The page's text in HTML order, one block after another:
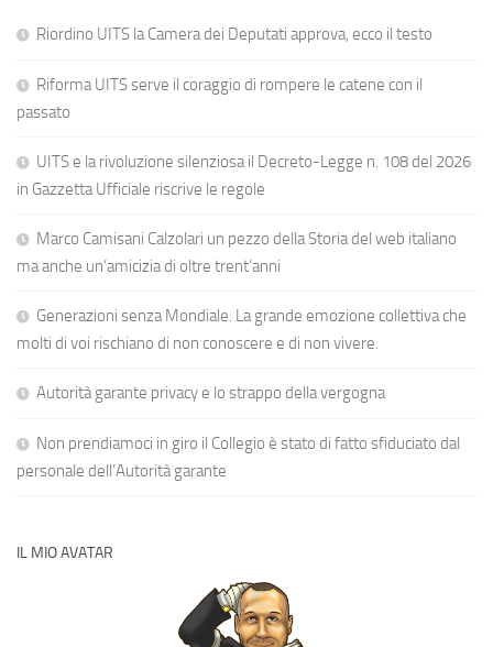
Riordino UITS la Camera dei Deputati approva, ecco il testo
Riforma UITS serve il coraggio di rompere le catene con il
passato
UITS e la rivoluzione silenziosa il Decreto-Legge n. 108 del 2026
in Gazzetta Ufficiale riscrive le regole
Marco Camisani Calzolari un pezzo della Storia del web italiano
ma anche un’amicizia di oltre trent’anni
Generazioni senza Mondiale. La grande emozione collettiva che
molti di voi rischiano di non conoscere e di non vivere.
Autorità garante privacy e lo strappo della vergogna
Non prendiamoci in giro il Collegio è stato di fatto sfiduciato dal
personale dell’Autorità garante
IL MIO AVATAR